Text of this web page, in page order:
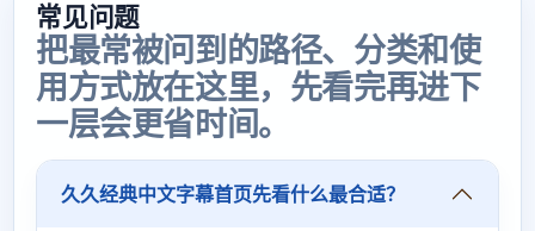
常见问题
把最常被问到的路径、分类和使
用方式放在这里，先看完再进下
一层会更省时间。
久久经典中文字幕首页先看什么最合适？